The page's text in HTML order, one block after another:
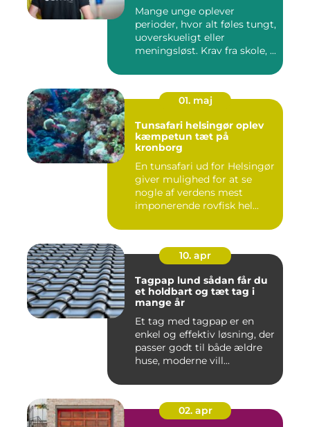
Mange unge oplever
perioder, hvor alt føles tungt,
uoverskueligt eller
meningsløst. Krav fra skole, ...
01. maj
Tunsafari helsingør oplev
kæmpetun tæt på
kronborg
En tunsafari ud for Helsingør
giver mulighed for at se
nogle af verdens mest
imponerende rovfisk hel...
10. apr
Tagpap lund sådan får du
et holdbart og tæt tag i
mange år
Et tag med tagpap er en
enkel og effektiv løsning, der
passer godt til både ældre
huse, moderne vill...
02. apr